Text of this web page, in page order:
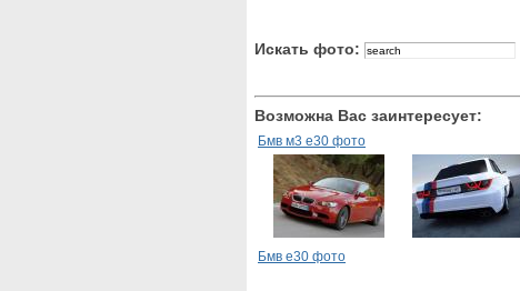
Искать фото:
Возможна Вас заинтересует:
Бмв м3 е30 фото
Бмв е30 фото